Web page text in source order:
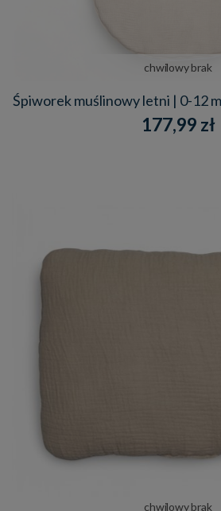
chwilowy brak
Śpiworek muślinowy letni | 0-12
177,99 zł
chwilowy brak